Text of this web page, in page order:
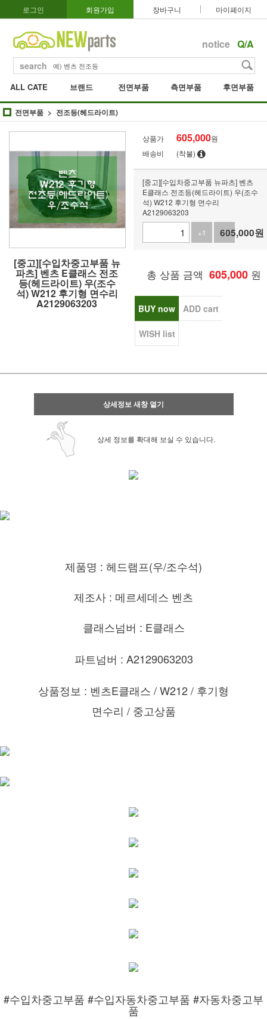
로그인 회원가입 장바구니 마이페이지
notice Q/A
search
ALL CATE 브랜드 전면부품 측면부품 후면부품
전면부품 전조등(헤드라이트)
[중고][수입차중고부품 뉴
파츠] 벤츠 E클래스 전조
등(헤드라이트) 우(조수
석) W212 후기형 면수리
A2129063203
상품가 605,000원
배송비
(착불)
[중고][수입차중고부품 뉴파츠] 벤츠
E클래스 전조등(헤드라이트) 우(조수
석) W212 후기형 면수리
A2129063203
+1
-1
605,000원
총 상품 금액 605,000 원
BUY now ADD cart
WISH list
상세정보 새창 열기
상세 정보를 확대해 보실 수 있습니다.
제품명 : 헤드램프(우/조수석)
제조사 : 메르세데스 벤츠
클래스넘버 : E클래스
파트넘버 : A2129063203
상품정보 : 벤츠E클래스 / W212 / 후기형
면수리 / 중고상품
#수입차중고부품 #수입자동차중고부품 #자동차중고부
품